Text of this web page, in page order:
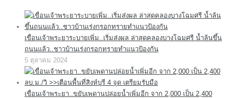
เขื่อนเจ้าพระยาระบายเพิ่ม..เริ่มส่งผล ล่าสุดคลองบางโฉมศรี น้ำล้นขึ้น
ถนนแล้ว..ชาวบ้านเร่งกรอกทรายทำแนวป้องกัน
5 ตุลาคม 2024
เขื่อนเจ้าพระยา..ขยับเพดานปล่อยน้ำเพิ่มอีก จาก 2,000 เป็น 2,400